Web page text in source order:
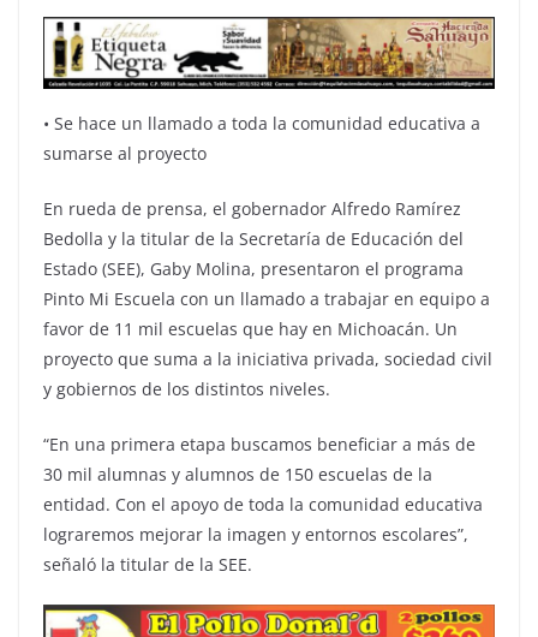
•⁠ ⁠Se hace un llamado a toda la comunidad educativa a
sumarse al proyecto
En rueda de prensa, el gobernador Alfredo Ramírez
Bedolla y la titular de la Secretaría de Educación del
Estado (SEE), Gaby Molina, presentaron el programa
Pinto Mi Escuela con un llamado a trabajar en equipo a
favor de 11 mil escuelas que hay en Michoacán. Un
proyecto que suma a la iniciativa privada, sociedad civil
y gobiernos de los distintos niveles.
“En una primera etapa buscamos beneficiar a más de
30 mil alumnas y alumnos de 150 escuelas de la
entidad. Con el apoyo de toda la comunidad educativa
lograremos mejorar la imagen y entornos escolares”,
señaló la titular de la SEE.